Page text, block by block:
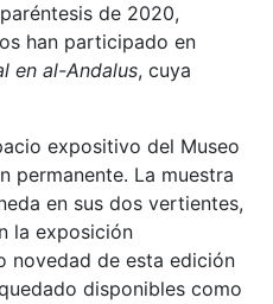
de 2020,
han participado en
en al-Andalus, cuya
expositivo del Museo
permanente. La muestra
en sus dos vertientes,
la exposición
novedad de esta edición
disponibles como